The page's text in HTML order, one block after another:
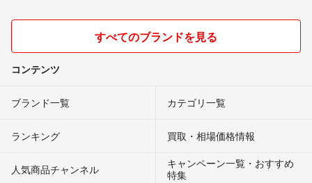
すべてのブランドを見る
コンテンツ
ブランド一覧 カテゴリ一覧
ランキング 買取・相場価格情報
人気商品チャンネル
キャンペーン一覧・おすすめ
特集